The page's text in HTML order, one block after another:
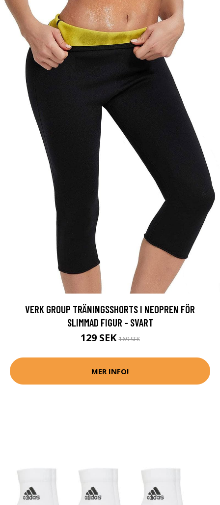
VERK GROUP TRÄNINGSSHORTS I NEOPREN FÖR
SLIMMAD FIGUR - SVART
129 SEK169 SEK
MER INFO!